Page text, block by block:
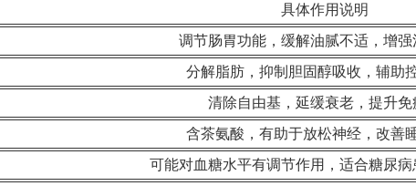
具体作用说明
调节肠胃功能，缓解油腻不适，增强
分解脂肪，抑制胆固醇吸收，辅助
清除自由基，延缓衰老，提升免
含茶氨酸，有助于放松神经，改善
可能对血糖水平有调节作用，适合糖尿病